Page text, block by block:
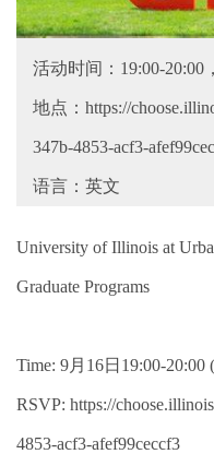
活动时间：19:00-20:00
地点：https://
347b-4853-acf3-
语言：英文
University of Illinois at
Graduate Programs
Time: 9月16日19:00-
RSVP: https://
4853-acf3-afef99ceccf3